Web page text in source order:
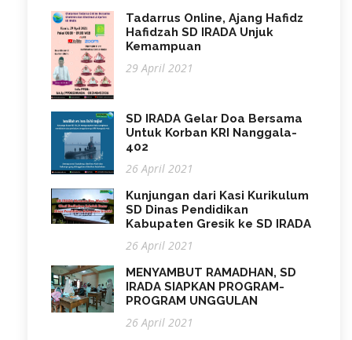
Tadarrus Online, Ajang Hafidz
Hafidzah SD IRADA Unjuk
Kemampuan
29 April 2021
SD IRADA Gelar Doa Bersama
Untuk Korban KRI Nanggala-
402
26 April 2021
Kunjungan dari Kasi Kurikulum
SD Dinas Pendidikan
Kabupaten Gresik ke SD IRADA
26 April 2021
MENYAMBUT RAMADHAN, SD
IRADA SIAPKAN PROGRAM-
PROGRAM UNGGULAN
26 April 2021